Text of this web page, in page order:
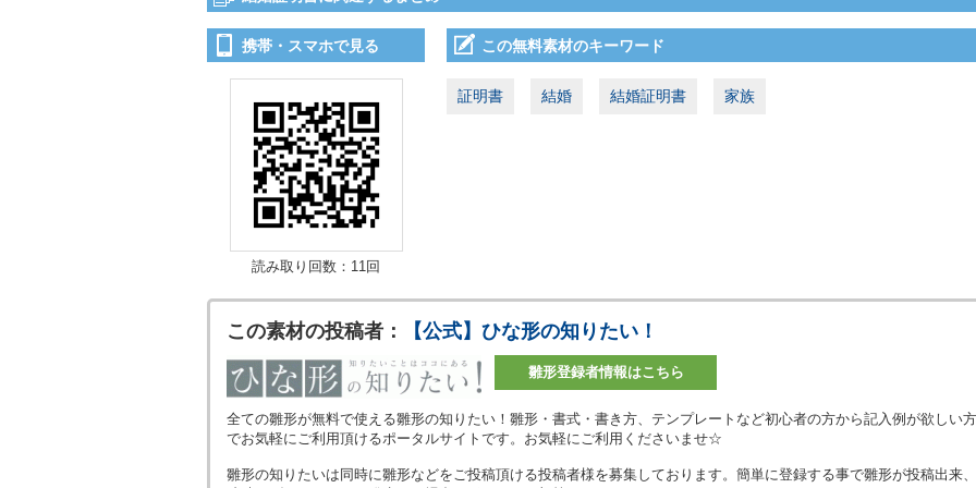
携帯・スマホで見る
読み取り回数：11回
この無料素材のキーワード
証明書 結婚 結婚証明書 家族
この素材の投稿者： 【公式】ひな形の知りたい！
雛形登録者情報はこちら
全ての雛形が無料で使える雛形の知りたい！雛形・書式・書き方、テンプレートなど初心者の方から記入例が欲しい
でお気軽にご利用頂けるポータルサイトです。お気軽にご利用くださいませ☆
雛形の知りたいは同時に雛形などをご投稿頂ける投稿者様を募集しております。簡単に登録する事で雛形が投稿出来